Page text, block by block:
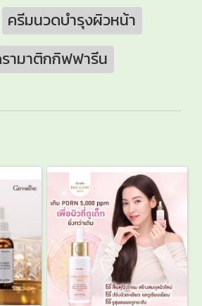
ครีมนวดบำรุงผิวหน้า
ามาติกกิฟฟารีน